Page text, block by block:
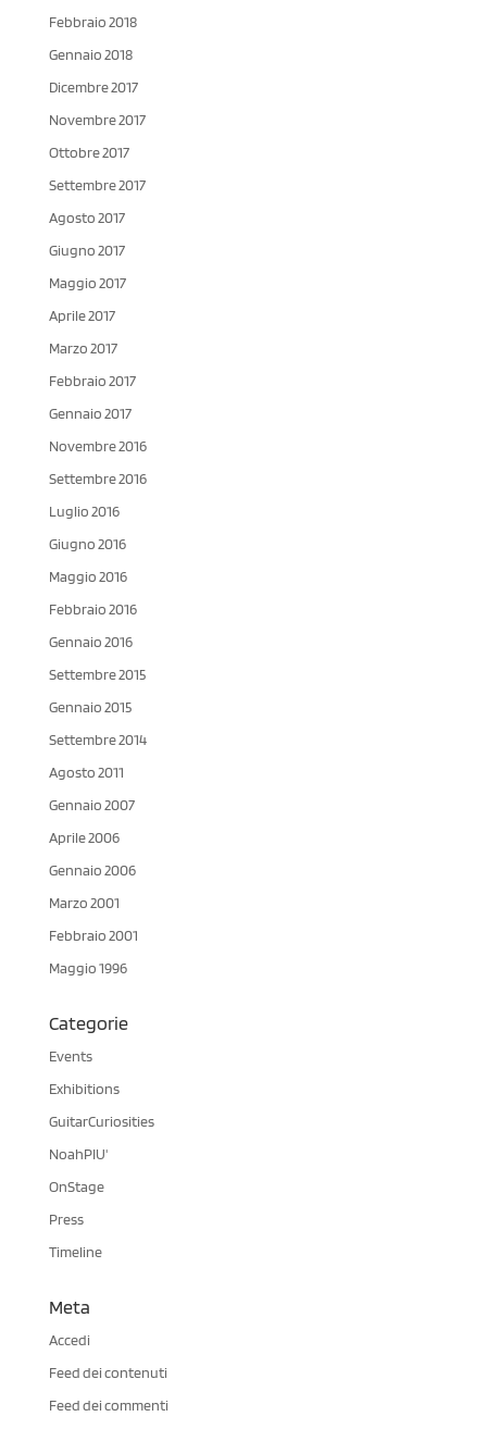
Febbraio 2018
Gennaio 2018
Dicembre 2017
Novembre 2017
Ottobre 2017
Settembre 2017
Agosto 2017
Giugno 2017
Maggio 2017
Aprile 2017
Marzo 2017
Febbraio 2017
Gennaio 2017
Novembre 2016
Settembre 2016
Luglio 2016
Giugno 2016
Maggio 2016
Febbraio 2016
Gennaio 2016
Settembre 2015
Gennaio 2015
Settembre 2014
Agosto 2011
Gennaio 2007
Aprile 2006
Gennaio 2006
Marzo 2001
Febbraio 2001
Maggio 1996
Categorie
Events
Exhibitions
GuitarCuriosities
NoahPIU'
OnStage
Press
Timeline
Meta
Accedi
Feed dei contenuti
Feed dei commenti